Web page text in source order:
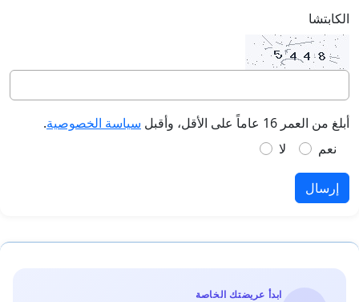
الكابتشا
أبلغ من العمر 16 عاماً على الأقل، وأقبل سياسة الخصوصية.
نعم
لا
إرسال
ابدأ عريضتك الخاصة